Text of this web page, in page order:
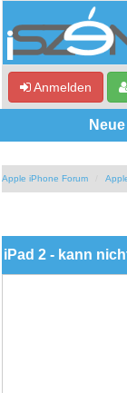
Anmelden
Neue
Apple iPhone Forum
iPad 2 - kann